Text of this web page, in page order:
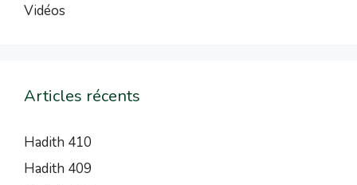
Vidéos
Articles récents
Hadith 410
Hadith 409